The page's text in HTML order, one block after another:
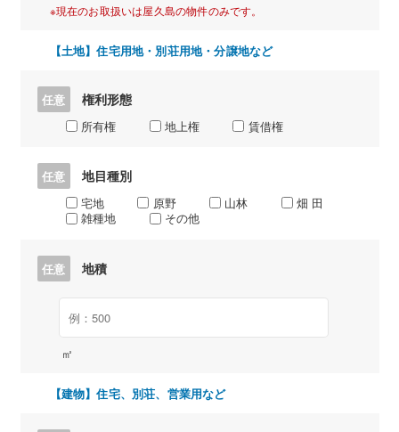
※現在のお取扱いは屋久島の物件のみです。
【土地】住宅用地・別荘用地・分譲地など
任意 権利形態
所有権 地上権 賃借権
任意 地目種別
宅地 原野 山林
畑 田
雑種地
その他
任意 地積
㎡
【建物】住宅、別荘、営業用など